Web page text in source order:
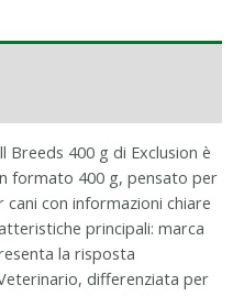
Breeds 400 g di Exclusion è
formato 400 g, pensato per
con informazioni chiare
principali: marca
la risposta
differenziata per